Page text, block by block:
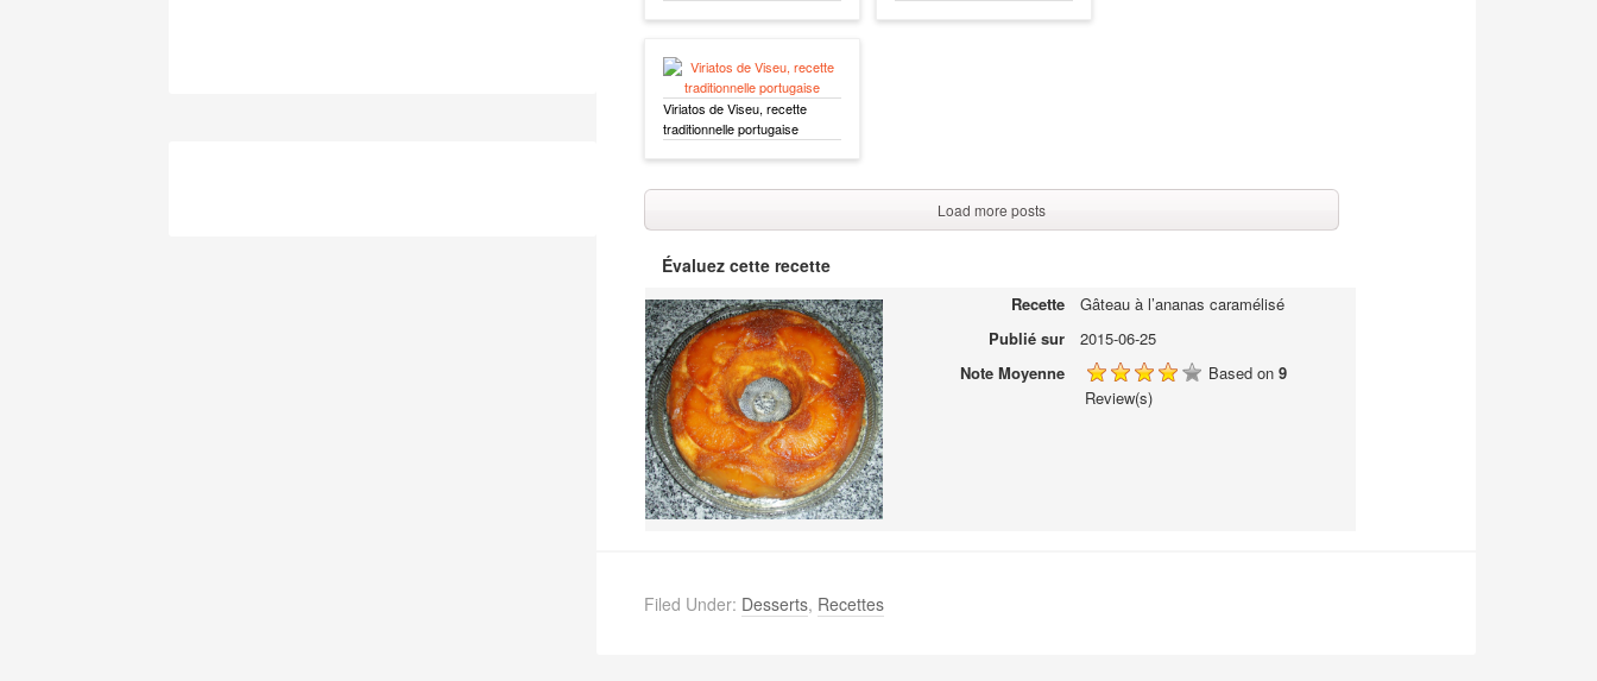
Viriatos de Viseu, recette
traditionnelle portugaise
Load more posts
Évaluez cette recette
Recette
Gâteau à l’ananas caramélisé
Publié sur
2015-06-25
Note Moyenne
Based on 9
Review(s)
Filed Under: Desserts, Recettes